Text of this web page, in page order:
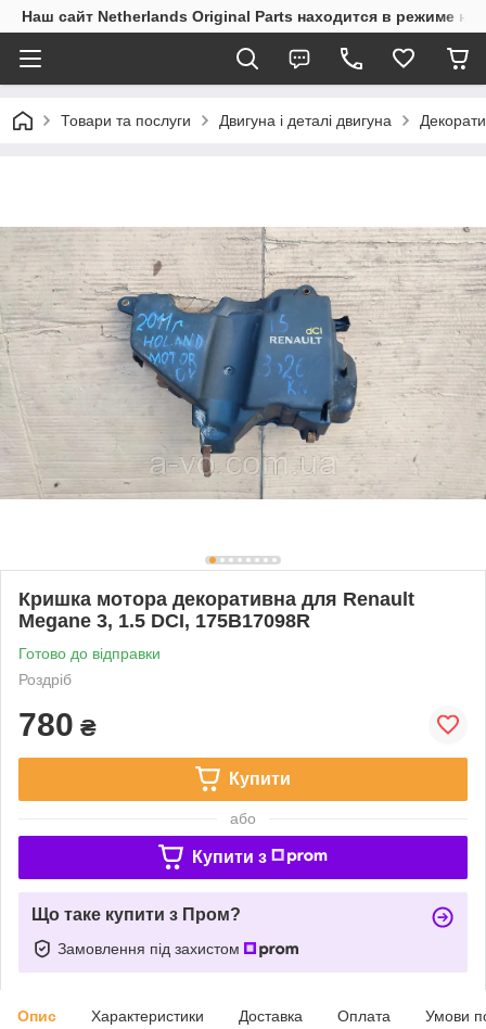
Наш сайт Netherlands Original Parts находится в режиме
Товари та послуги Двигуна і деталі двигуна
Кришка мотора декоративна для Renault
Megane 3, 1.5 DCI, 175B17098R
Готово до відправки
Роздріб
780 ₴
Купити
або
Купити з
Що таке купити з Пром?
Замовлення під захистом
Опис Характеристики Доставка Оплата Умови